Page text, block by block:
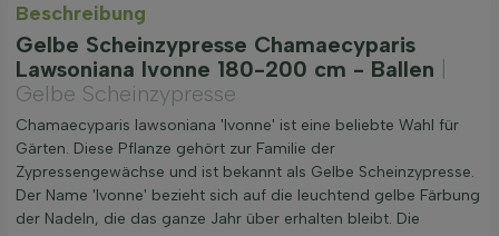
Beschreibung
Gelbe Scheinzypresse Chamaecyparis
Lawsoniana Ivonne 180-200 cm - Ballen
Gelbe Scheinzypresse
Chamaecyparis lawsoniana 'Ivonne' ist eine beliebte Wahl für
Gärten. Diese Pflanze gehört zur Familie der
Zypressengewächse und ist bekannt als Gelbe Scheinzypresse.
Der Name 'Ivonne' bezieht sich auf die leuchtend gelbe Färbung
der Nadeln, die das ganze Jahr über erhalten bleibt. Die